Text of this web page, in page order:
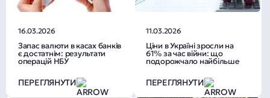
16.03.2026
Запас валюти в касах банків
є достатнім: результати
операцій НБУ
ПЕРЕГЛЯНУТИ
11.03.2026
Ціни в Україні зросли на
61% за час війни: що
подорожчало найбільше
ПЕРЕГЛЯНУТИ